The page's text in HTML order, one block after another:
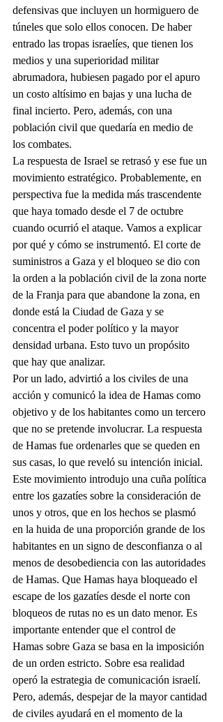
defensivas que incluyen un hormiguero de
túneles que solo ellos conocen. De haber
entrado las tropas israelíes, que tienen los
medios y una superioridad militar
abrumadora, hubiesen pagado por el apuro
un costo altísimo en bajas y una lucha de
final incierto. Pero, además, con una
población civil que quedaría en medio de
los combates.
La respuesta de Israel se retrasó y ese fue un
movimiento estratégico. Probablemente, en
perspectiva fue la medida más trascendente
que haya tomado desde el 7 de octubre
cuando ocurrió el ataque. Vamos a explicar
por qué y cómo se instrumentó. El corte de
suministros a Gaza y el bloqueo se dio con
la orden a la población civil de la zona norte
de la Franja para que abandone la zona, en
donde está la Ciudad de Gaza y se
concentra el poder político y la mayor
densidad urbana. Esto tuvo un propósito
que hay que analizar.
Por un lado, advirtió a los civiles de una
acción y comunicó la idea de Hamas como
objetivo y de los habitantes como un tercero
que no se pretende involucrar. La respuesta
de Hamas fue ordenarles que se queden en
sus casas, lo que reveló su intención inicial.
Este movimiento introdujo una cuña política
entre los gazatíes sobre la consideración de
unos y otros, que en los hechos se plasmó
en la huida de una proporción grande de los
habitantes en un signo de desconfianza o al
menos de desobediencia con las autoridades
de Hamas. Que Hamas haya bloqueado el
escape de los gazatíes desde el norte con
bloqueos de rutas no es un dato menor. Es
importante entender que el control de
Hamas sobre Gaza se basa en la imposición
de un orden estricto. Sobre esa realidad
operó la estrategia de comunicación israelí.
Pero, además, despejar de la mayor cantidad
de civiles ayudará en el momento de la